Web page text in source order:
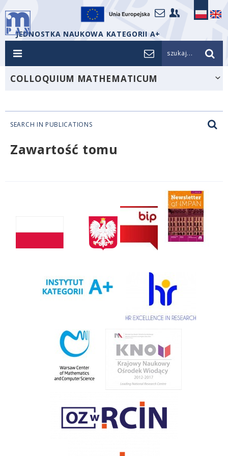
JEDNOSTKA NAUKOWA KATEGORII A+
szukaj...
COLLOQUIUM MATHEMATICUM
SEARCH IN PUBLICATIONS
Zawartość tomu